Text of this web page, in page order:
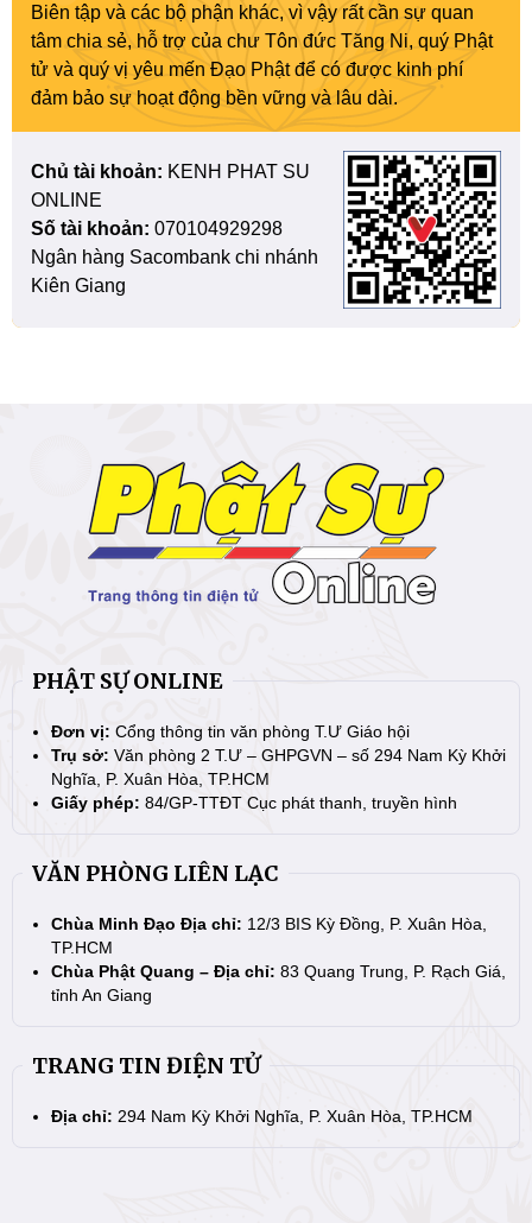
Biên tập và các bộ phận khác, vì vậy rất cần sự quan
tâm chia sẻ, hỗ trợ của chư Tôn đức Tăng Ni, quý Phật
tử và quý vị yêu mến Đạo Phật để có được kinh phí
đảm bảo sự hoạt động bền vững và lâu dài.
Chủ tài khoản: KENH PHAT SU
ONLINE
Số tài khoản: 070104929298
Ngân hàng Sacombank chi nhánh
Kiên Giang
PHẬT SỰ ONLINE
Đơn vị: Cổng thông tin văn phòng T.Ư Giáo hội
Trụ sở: Văn phòng 2 T.Ư – GHPGVN – số 294 Nam Kỳ Khởi
Nghĩa, P. Xuân Hòa, TP.HCM
Giấy phép: 84/GP-TTĐT Cục phát thanh, truyền hình
VĂN PHÒNG LIÊN LẠC
Chùa Minh Đạo Địa chỉ: 12/3 BIS Kỳ Đồng, P. Xuân Hòa,
TP.HCM
Chùa Phật Quang – Địa chỉ: 83 Quang Trung, P. Rạch Giá,
tỉnh An Giang
TRANG TIN ĐIỆN TỬ
Địa chỉ: 294 Nam Kỳ Khởi Nghĩa, P. Xuân Hòa, TP.HCM